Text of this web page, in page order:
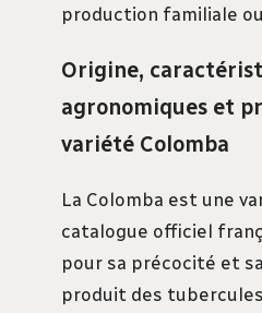
production familiale
Origine,
agronomiques et
variété Colomba
La Colomba est une
catalogue officiel
pour sa précocité et
produit des